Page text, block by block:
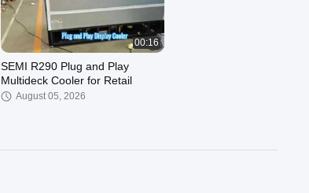
00:16
SEMI R290 Plug and Play
Multideck Cooler for Retail
August 05, 2026